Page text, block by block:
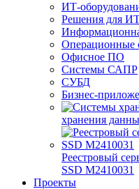
ИТ-
Решения для
Операционные
Офисное ПО
Системы САПР
СУБД
Бизнес-
хранения
Реестровый
SSD М2410031
Проекты